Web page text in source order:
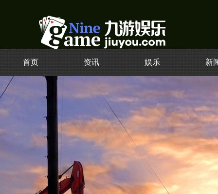
首页 资讯 娱乐 新